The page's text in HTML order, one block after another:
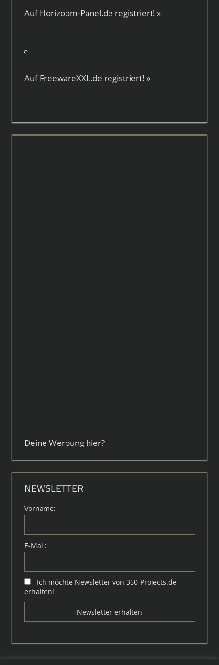
AufHorizoom-Panel.de registriert! »
AufFreewareXXL.de registriert! »
Deine Werbung hier?
NEWSLETTER
Vorname:
E-Mail:
Ich möchte Newsletter von 360-Projects.de
erhalten!